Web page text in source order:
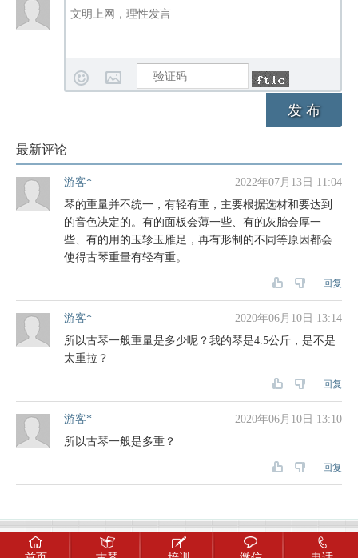
发 布
最新评论
游客*
2022年07月13日 11:04
琴的重量并不统一，有轻有重，主要根据选材和要达到
的音色决定的。有的面板会薄一些、有的灰胎会厚一
些、有的用的玉轸玉雁足，再有形制的不同等原因都会
使得古琴重量有轻有重。
回复
游客*
2020年06月10日 13:14
所以古琴一般重量是多少呢？我的琴是4.5公斤，是不是
太重拉？
回复
游客*
2020年06月10日 13:10
所以古琴一般是多重？
回复
铭乐堂古琴馆版权所有，保留一切权利 ! © 2016-2019 ·